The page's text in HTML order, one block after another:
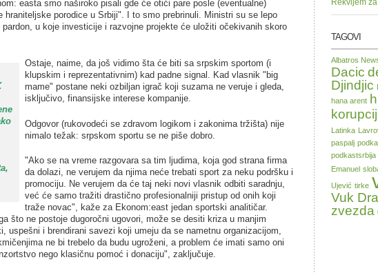
easta smo naširoko pisali gde će otići pare posle (eventualne)
hraniteljske porodice u Srbiji". I to smo prebrinuli. Ministri su se lepo
u koje investicije i razvojne projekte će uložiti očekivanih skoro
Ostaje, naime, da još vidimo šta će biti sa srpskim sportom (i
klupskim i reprezentativnim) kad padne signal. Kad vlasnik "big
mame" postane neki ozbiljan igrač koji suzama ne veruje i gleda,
isključivo, finansijske interese kompanije.
Odgovor (rukovodeći se zdravom logikom i zakonima tržišta) nije
nimalo težak: srpskom sportu se ne piše dobro.
"Ako se na vreme razgovara sa tim ljudima, koja god strana firma
da dolazi, ne verujem da njima neće trebati sport za neku podršku i
promociju. Ne verujem da će taj neki novi vlasnik odbiti saradnju,
već će samo tražiti drastično profesionalniji pristup od onih koji
traže novac", kaže za Ekonom:east jedan sportski analitičar.
što ne postoje dugoročni ugovori, može se desiti kriza u manjim
uspešni i brendirani savezi koji umeju da se nametnu organizacijom,
ne bi trebelo da budu ugroženi, a problem će imati samo oni
nego klasičnu pomoć i donaciju", zaključuje.
Rekvijem
TAGOVI
Albatros
Dacic
Djindjic
hana arent
Latinka
paspalj
podkastsrbija
Emanuel
Ujević tirke
Vuk
zvezda